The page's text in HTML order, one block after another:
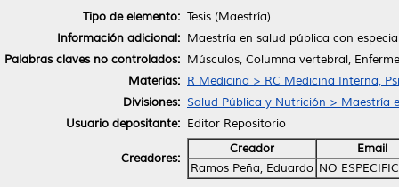
Tipo de elemento: Tesis (Maestría)
Información adicional: Maestría en salud pública con
Palabras claves no controlados: Músculos, Columna vertebral,
Materias: R Medicina > RC Medicina Interna,
Divisiones: Salud Pública y Nutrición > Maestría
Usuario depositante: Editor Repositorio
Creadores:
Creador
Email
Ramos Peña, Eduardo NO